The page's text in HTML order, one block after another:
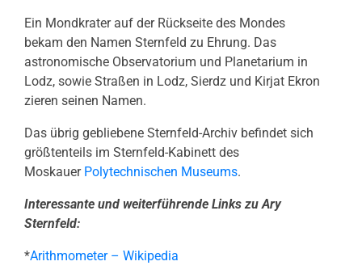
Ein Mondkrater auf der Rückseite des Mondes
bekam den Namen Sternfeld zu Ehrung. Das
astronomische Observatorium und Planetarium in
Lodz, sowie Straßen in Lodz, Sierdz und Kirjat Ekron
zieren seinen Namen.
Das übrig gebliebene Sternfeld-Archiv befindet sich
größtenteils im Sternfeld-Kabinett des
Moskauer Polytechnischen Museums.
Interessante und weiterführende Links zu Ary
Sternfeld:
*Arithmometer – Wikipedia